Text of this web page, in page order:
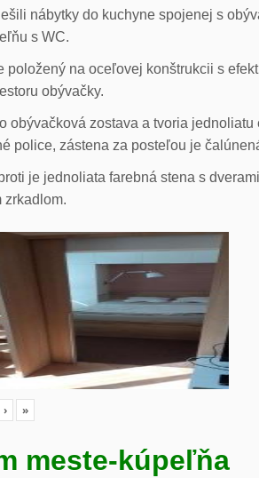
nábytky do kuchyne spojenej s
s WC.
na oceľovej konštrukcii s
obývačky.
obývačková zostava a tvoria jednoliatu
police, zástena za posteľou je
je jednoliata farebná stena s
zrkadlom.
› »
meste-kúpeľňa